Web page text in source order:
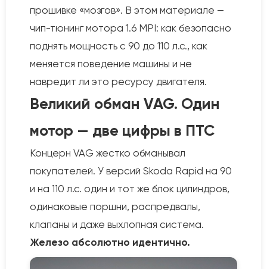
прошивке «мозгов». В этом материале —
чип-тюнинг мотора 1.6 MPI: как безопасно
поднять мощность с 90 до 110 л.с., как
меняется поведение машины и не
навредит ли это ресурсу двигателя.
Великий обман VAG. Один
мотор — две цифры в ПТС
Концерн VAG жестко обманывал
покупателей. У версий Skoda Rapid на 90
и на 110 л.с. один и тот же блок цилиндров,
одинаковые поршни, распредвалы,
клапаны и даже выхлопная система.
Железо абсолютно идентично.